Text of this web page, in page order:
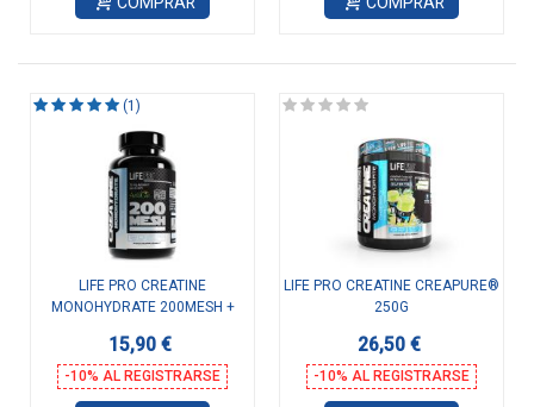
(1)
LIFE PRO CREATINE
MONOHYDRATE 200MESH +
15,90 €
-10% AL REGISTRARSE
LIFE PRO CREATINE CREAPURE®
250G
26,50 €
-10% AL REGISTRARSE